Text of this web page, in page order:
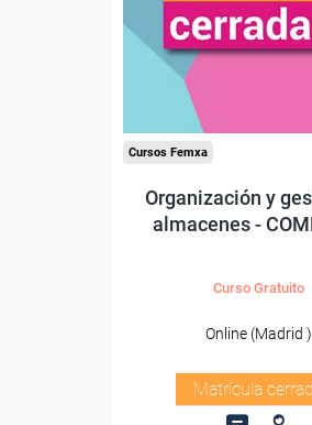
Cursos Femxa
Organización y
almacenes -
Curso Gratuito
Online (Madrid )
Matrícula